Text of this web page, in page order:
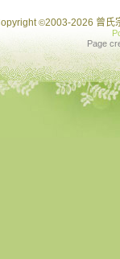
©2003-2026 曾氏
Page